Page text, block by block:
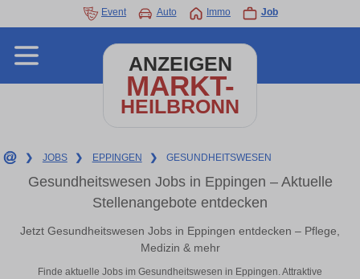
Event Auto Immo Job
ANZEIGEN
MARKT-
HEILBRONN
❯ JOBS ❯ EPPINGEN ❯ GESUNDHEITSWESEN
Gesundheitswesen Jobs in Eppingen – Aktuelle
Stellenangebote entdecken
Jetzt Gesundheitswesen Jobs in Eppingen entdecken – Pflege,
Medizin & mehr
Finde aktuelle Jobs im Gesundheitswesen in Eppingen. Attraktive